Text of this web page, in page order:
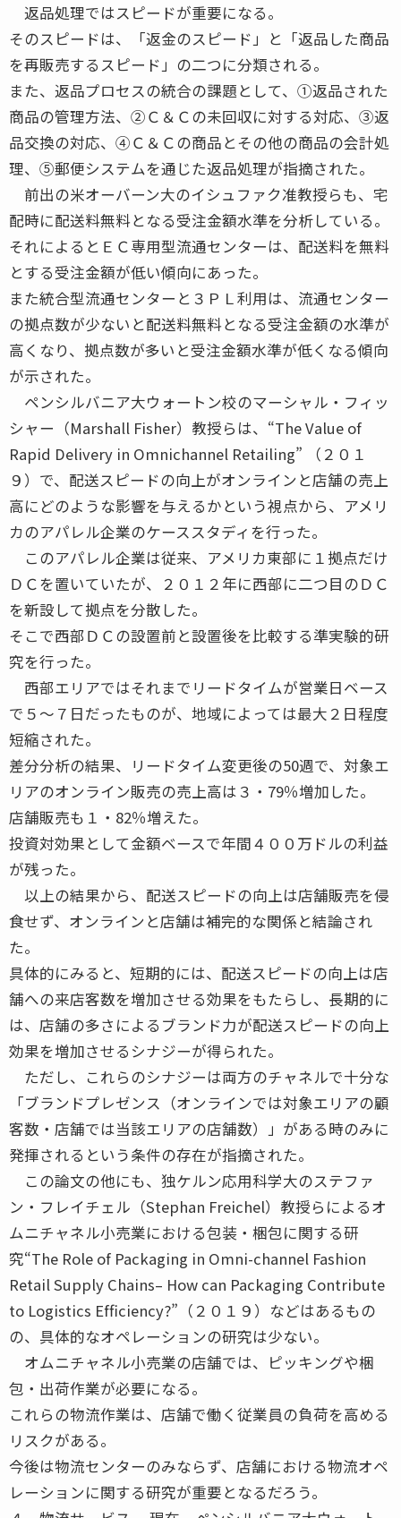
返品処理ではスピードが重要になる。
そのスピードは、「返金のスピード」と「返品した商品
を再販売するスピード」の二つに分類される。
また、返品プロセスの統合の課題として、①返品された
商品の管理方法、②Ｃ＆Ｃの未回収に対する対応、③返
品交換の対応、④Ｃ＆Ｃの商品とその他の商品の会計処
理、⑤郵便システムを通じた返品処理が指摘された。
前出の米オーバーン大のイシュファク准教授らも、宅
配時に配送料無料となる受注金額水準を分析している。
それによるとＥＣ専用型流通センターは、配送料を無料
とする受注金額が低い傾向にあった。
また統合型流通センターと３ＰＬ利用は、流通センター
の拠点数が少ないと配送料無料となる受注金額の水準が
高くなり、拠点数が多いと受注金額水準が低くなる傾向
が示された。
ペンシルバニア大ウォートン校のマーシャル・フィッ
シャー（Marshall Fisher）教授らは、“The Value of
Rapid Delivery in Omnichannel Retailing” （２０１
９）で、配送スピードの向上がオンラインと店舗の売上
高にどのような影響を与えるかという視点から、アメリ
カのアパレル企業のケーススタディを行った。
このアパレル企業は従来、アメリカ東部に１拠点だけ
ＤＣを置いていたが、２０１２年に西部に二つ目のＤＣ
を新設して拠点を分散した。
そこで西部ＤＣの設置前と設置後を比較する準実験的研
究を行った。
西部エリアではそれまでリードタイムが営業日ベース
で５～７日だったものが、地域によっては最大２日程度
短縮された。
差分分析の結果、リードタイム変更後の50週で、対象エ
リアのオンライン販売の売上高は３・79％増加した。
店舗販売も１・82％増えた。
投資対効果として金額ベースで年間４００万ドルの利益
が残った。
以上の結果から、配送スピードの向上は店舗販売を侵
食せず、オンラインと店舗は補完的な関係と結論され
た。
具体的にみると、短期的には、配送スピードの向上は店
舗への来店客数を増加させる効果をもたらし、長期的に
は、店舗の多さによるブランド力が配送スピードの向上
効果を増加させるシナジーが得られた。
ただし、これらのシナジーは両方のチャネルで十分な
「ブランドプレゼンス（オンラインでは対象エリアの顧
客数・店舗では当該エリアの店舗数）」がある時のみに
発揮されるという条件の存在が指摘された。
この論文の他にも、独ケルン応用科学大のステファ
ン・フレイチェル（Stephan Freichel）教授らによるオ
ムニチャネル小売業における包装・梱包に関する研
究“The Role of Packaging in Omni-channel Fashion
Retail Supply Chains– How can Packaging Contribute
to Logistics Efﬁciency?”（２０１９）などはあるもの
の、具体的なオペレーションの研究は少ない。
オムニチャネル小売業の店舗では、ピッキングや梱
包・出荷作業が必要になる。
これらの物流作業は、店舗で働く従業員の負荷を高める
リスクがある。
今後は物流センターのみならず、店舗における物流オペ
レーションに関する研究が重要となるだろう。